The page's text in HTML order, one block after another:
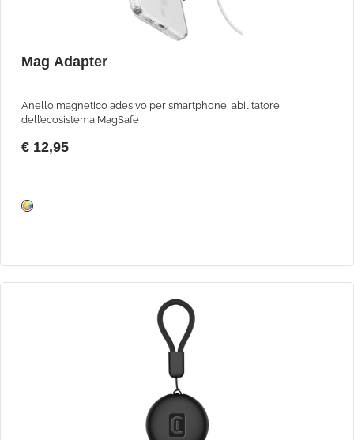
Mag Adapter
Anello magnetico adesivo per smartphone, abilitatore
dell’ecosistema MagSafe
€ 12,95